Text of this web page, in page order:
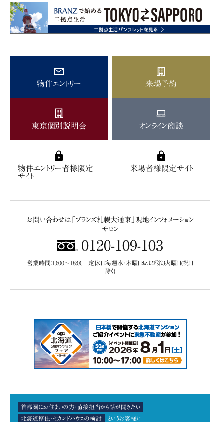
物件エントリー 来場予約
東京個別説明会 オンライン商談
物件エントリー者様限定
サイト
来場者様限定サイト
お問い合わせは「ブランズ札幌大通東」現地インフォメーション
サロン
0120-109-103
営業時間：10:00～18:00 定休日：毎週水・木曜日および第3火曜日(祝日
除く)
首都圏にお住まいの方・直接担当から話が聞きたい
北海道移住・セカンドハウスの検討 というお客様に